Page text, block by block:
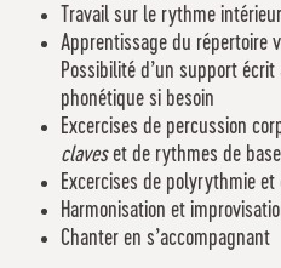
Travail sur le rythme intérieur
Apprentissage du répertoire
Possibilité d’un support
phonétique si besoin
Excercises de percussion
claveset de rythmes de base
Excercises de polyrythmie
Harmonisation et
Chanter en s’accompagnant